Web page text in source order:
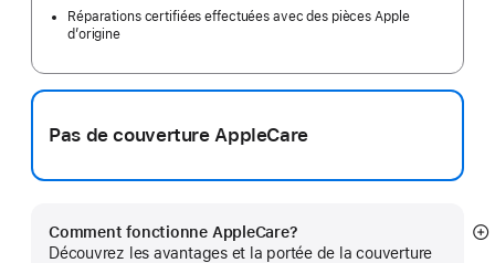
Réparations certifiées effectuées avec des pièces Apple
d’origine
Pas de couverture AppleCare
Comment fonctionne AppleCare?
Découvrez les avantages et la portée de la couverture